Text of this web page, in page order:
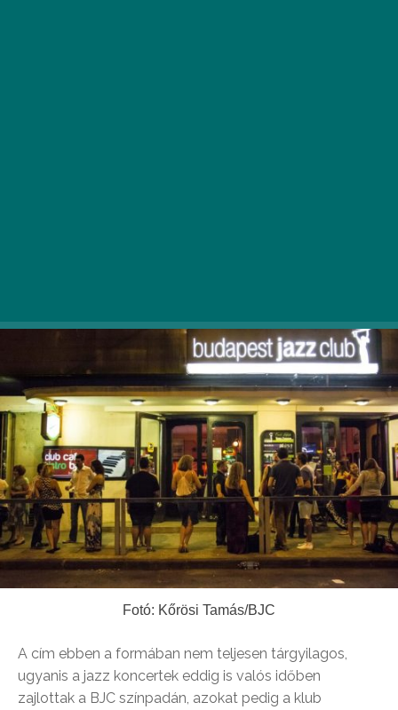
Fotó: Kőrösi Tamás/BJC
A cím ebben a formában nem teljesen tárgyilagos,
ugyanis a jazz koncertek eddig is valós időben
zajlottak a BJC színpadán, azokat pedig a klub